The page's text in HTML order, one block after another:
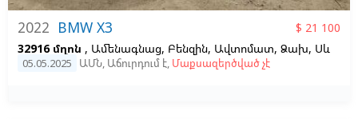
2022 BMW X3
$ 21 100
32916 մղոն , Ամենագնաց, Բենզին, Ավտոմատ, Ձախ, Սև
05.05.2025 ԱՄՆ, Աճուրդում է, Մաքսազերծված չէ